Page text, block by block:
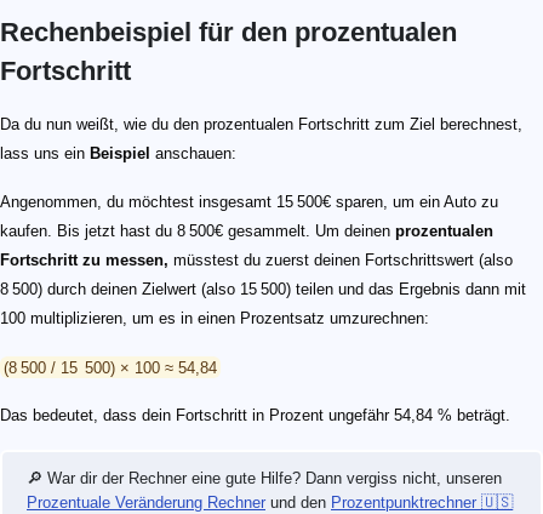
Rechenbeispiel für den prozentualen
Fortschritt
Da du nun weißt, wie du den prozentualen Fortschritt zum Ziel berechnest,
lass uns ein Beispiel anschauen:
Angenommen, du möchtest insgesamt 15 500€ sparen, um ein Auto zu
kaufen. Bis jetzt hast du 8 500€ gesammelt. Um deinen prozentualen
Fortschritt zu messen, müsstest du zuerst deinen Fortschrittswert (also
8 500) durch deinen Zielwert (also 15 500) teilen und das Ergebnis dann mit
100 multiplizieren, um es in einen Prozentsatz umzurechnen:
(8 500 / 15 500) × 100 ≈ 54,84
Das bedeutet, dass dein Fortschritt in Prozent ungefähr 54,84 % beträgt.
🔎 War dir der Rechner eine gute Hilfe? Dann vergiss nicht, unseren
Prozentuale Veränderung Rechner und den Prozentpunktrechner 🇺🇸